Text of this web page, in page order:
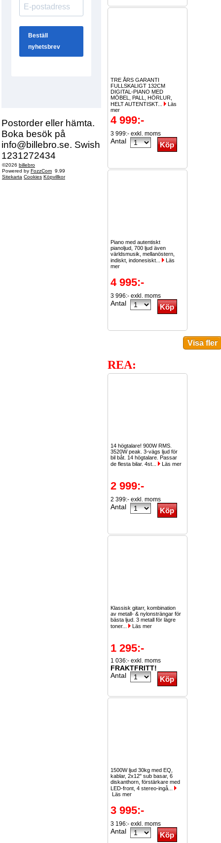
Postorder eller hämta.
Boka besök på
info@billebro.se. Swish
1231272434
©2026 billebro
Powered by FozzCom 9.99
Sitekarta Cookies Köpvillkor
TRE ÅRS GARANTI
FULLSKALIGT 132CM
DIGITAL-PIANO MED
MÖBEL, PALL, HÖRLUR,
HELT AUTENTISKT...
Läs
mer
4 999:-
3 999:- exkl. moms
Antal
Piano med autentiskt
pianoljud, 700 ljud även
världsmusik, mellanöstern,
indiskt, indonesiskt...
Läs
mer
4 995:-
3 996:- exkl. moms
Antal
REA:
14 högtalare! 900W RMS.
3520W peak. 3-vägs ljud för
bil båt. 14 högtalare. Passar
de flesta bilar. 4st...
Läs mer
2 999:-
2 399:- exkl. moms
Antal
Klassisk gitarr, kombination
av metall- & nylonsträngar för
bästa ljud. 3 metall för lägre
toner...
Läs mer
1 295:-
1 036:- exkl. moms
FRAKTFRITT!
Antal
1500W ljud 30kg med EQ,
kablar, 2x12" sub basar, 6
diskanthorn, förstärkare med
LED-front, 4 stereo-ingå...
Läs mer
3 995:-
3 196:- exkl. moms
Antal